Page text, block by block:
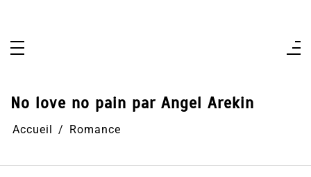
No love no pain par Angel Arekin
Accueil Romance